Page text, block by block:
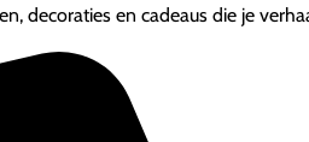
decoraties en cadeaus die je